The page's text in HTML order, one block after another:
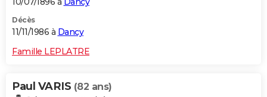
Décès
11/11/1986 à Dancy
Famille LEPLATRE
Paul VARIS (82 ans)